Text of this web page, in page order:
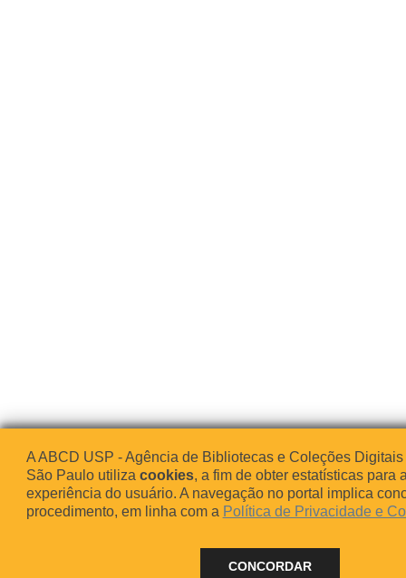
A ABCD USP - Agência de Bibliotecas e Coleções
São Paulo utiliza cookies, a fim de obter estatísticas para
experiência do usuário. A navegação no portal implica
procedimento, em linha com a Política de Privacidade e
CONCORDAR